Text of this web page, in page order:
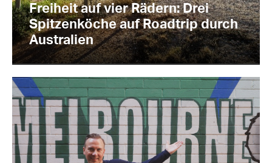
Freiheit auf vier Rädern: Drei
Spitzenköche auf Roadtrip durch
Australien